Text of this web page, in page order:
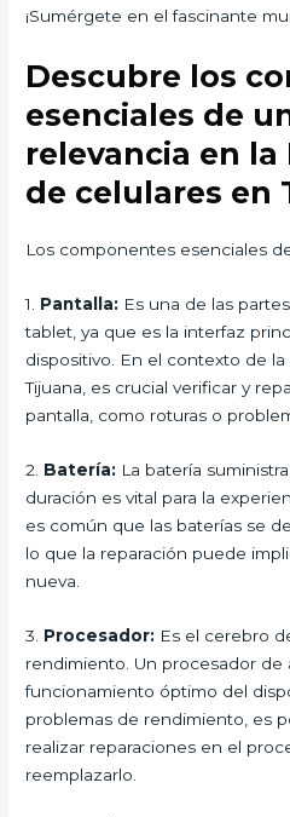
¡Sumérgete en el fascinante
Descubre los
esenciales de
relevancia en la
de celulares en
Los componentes esenciales
1. Pantalla: Es una de las
tablet, ya que es la interfaz
dispositivo. En el contexto de
Tijuana, es crucial verificar y
pantalla, como roturas o
2. Batería: La batería
duración es vital para la
es común que las baterías se
lo que la reparación puede
nueva.
3. Procesador: Es el cerebro
rendimiento. Un procesador de
funcionamiento óptimo del
problemas de rendimiento, es
realizar reparaciones en el
reemplazarlo.